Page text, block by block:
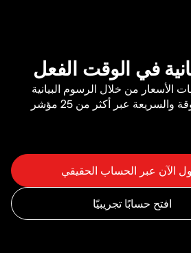
في الوقت الفعل
الأسعار من خلال الرسوم البيانية